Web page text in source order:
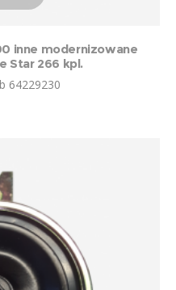
inne modernizowane
Star 266 kpl.
64229230